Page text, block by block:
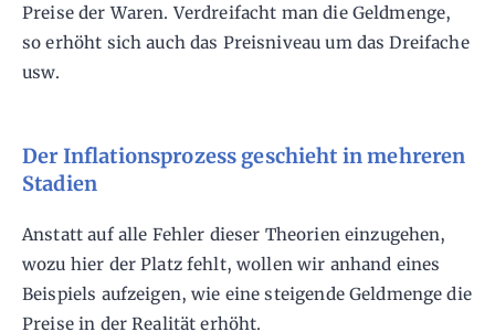
Preise der Waren. Verdreifacht man die Geldmenge,
so erhöht sich auch das Preisniveau um das Dreifache
usw.
Der Inflationsprozess geschieht in mehreren
Stadien
Anstatt auf alle Fehler dieser Theorien einzugehen,
wozu hier der Platz fehlt, wollen wir anhand eines
Beispiels aufzeigen, wie eine steigende Geldmenge die
Preise in der Realität erhöht.